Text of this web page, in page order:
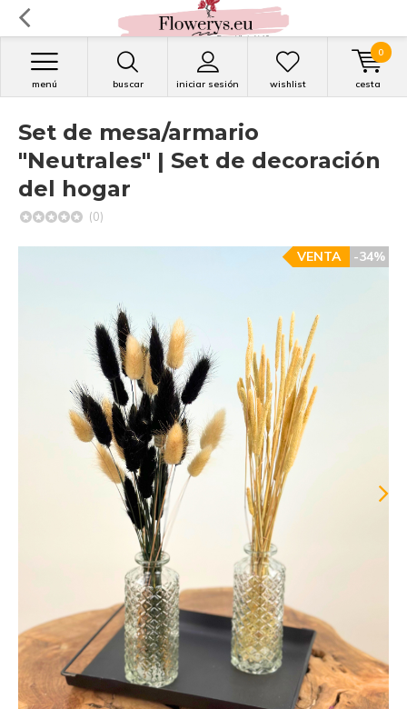
buscar iniciar sesión
menú wishlist cesta
0
Set de mesa/armario
"Neutrales" | Set de decoración
del hogar
(0)
-34%
VENTA